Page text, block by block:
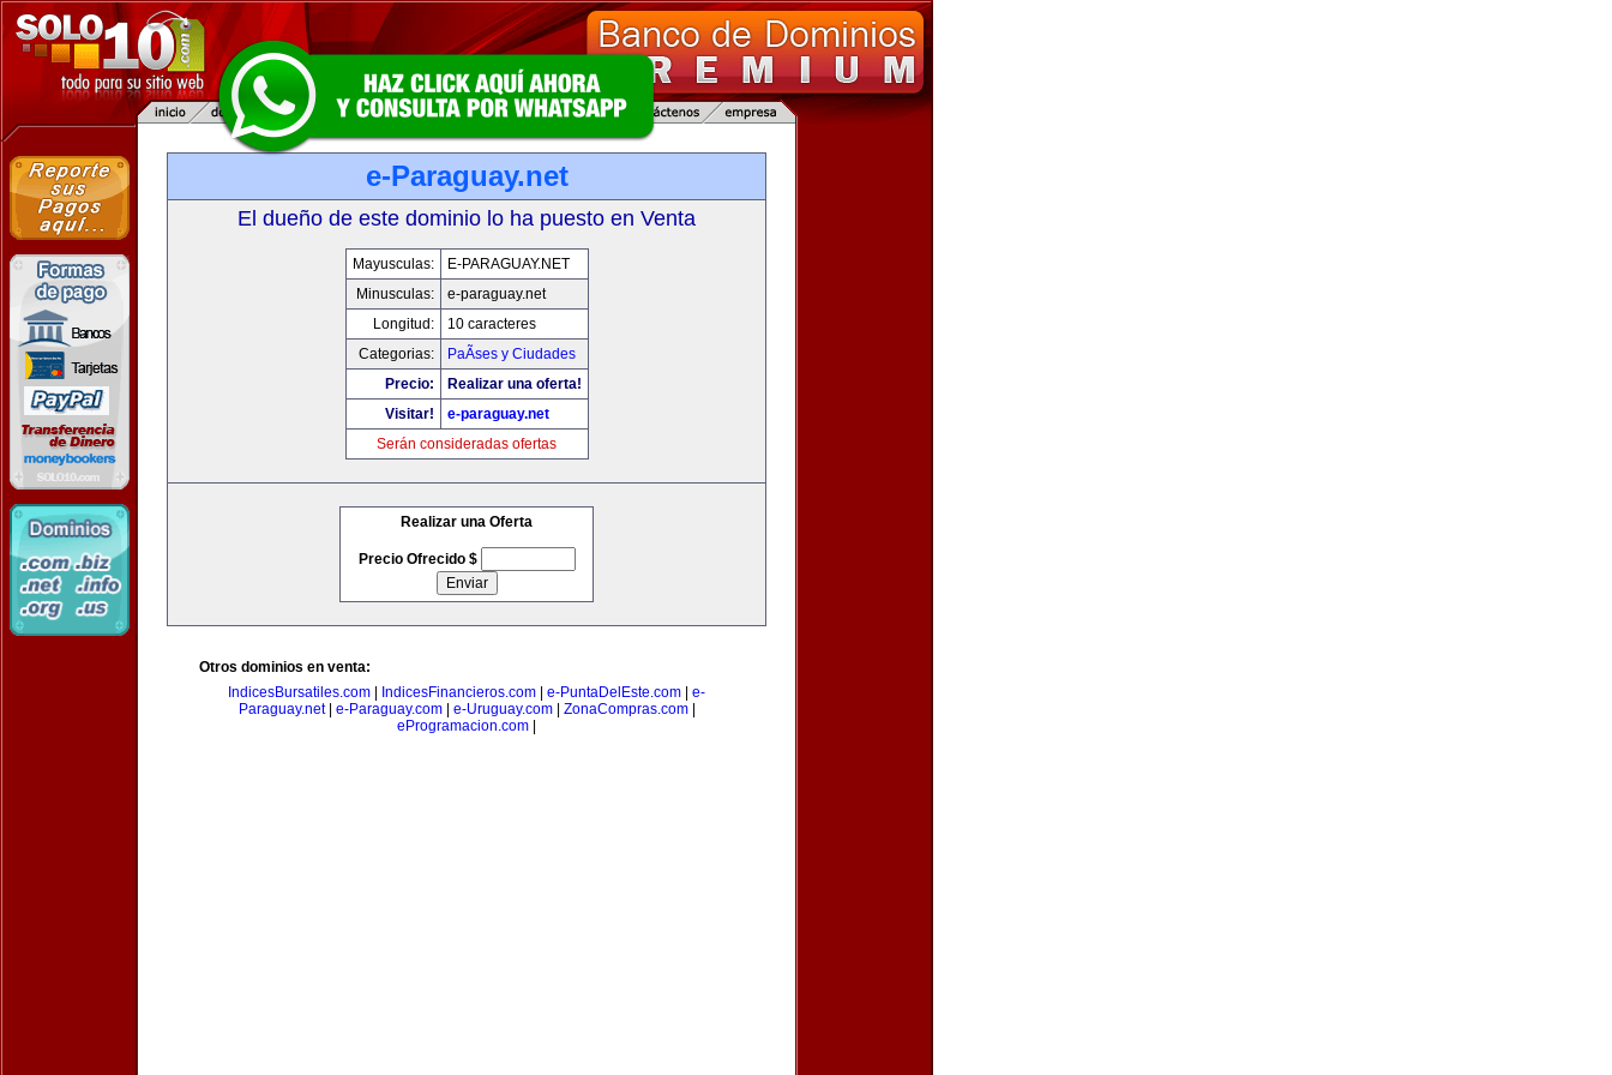
e-Paraguay.net
El dueño de este dominio lo ha puesto en Venta
Mayusculas:
E-PARAGUAY.NET
Minusculas:
e-paraguay.net
Longitud:
10 caracteres
Categorias:
PaÃ­ses y Ciudades
Precio:
Realizar una oferta!
Visitar!
e-paraguay.net
Serán consideradas ofertas
Realizar una Oferta
Precio Ofrecido $
Otros dominios en venta:
IndicesBursatiles.com
IndicesFinancieros.com e-PuntaDelEste.com
e-
Paraguay.net| e-Paraguay.com| e-Uruguay.com| ZonaCompras.com|
eProgramacion.com